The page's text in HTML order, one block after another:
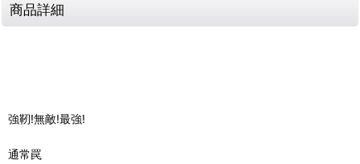
商品詳細
強靭!無敵!最強!
通常罠